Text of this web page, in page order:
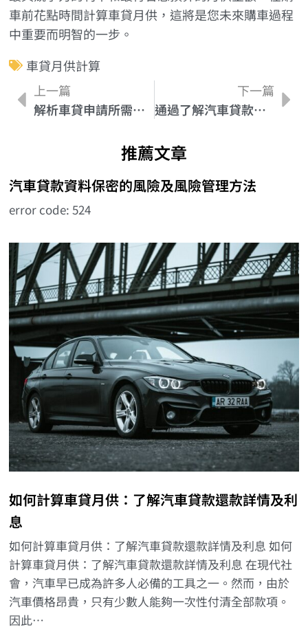
車前花點時間計算車貸月供，這將是您未來購車過程
中重要而明智的一步。
車貸月供計算
上一篇
解析車貸申請所需條件，順利購車無負擔
下一篇
通過了解汽車貸款的申辦條件，提高你的貸款成功機率
推薦文章
汽車貸款資料保密的風險及風險管理方法
error code: 524
如何計算車貸月供：了解汽車貸款還款詳情及利
息
如何計算車貸月供：了解汽車貸款還款詳情及利息 如何
計算車貸月供：了解汽車貸款還款詳情及利息 在現代社
會，汽車早已成為許多人必備的工具之一。然而，由於
汽車價格昂貴，只有少數人能夠一次性付清全部款項。
因此…